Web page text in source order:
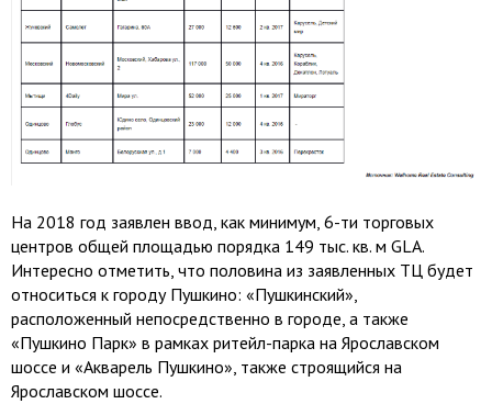
На 2018 год заявлен ввод, как минимум, 6-ти торговых
центров общей площадью порядка 149 тыс. кв. м GLA.
Интересно отметить, что половина из заявленных ТЦ будет
относиться к городу Пушкино: «Пушкинский»,
расположенный непосредственно в городе, а также
«Пушкино Парк» в рамках ритейл-парка на Ярославском
шоссе и «Акварель Пушкино», также строящийся на
Ярославском шоссе.